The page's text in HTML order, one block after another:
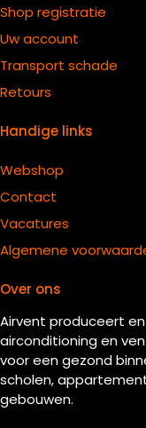
Shop registratie
Uw account
Transport schade
Retours
Handige links
Webshop
Contact
Vacatures
Algemene
Over ons
Airvent produceert
airconditioning en
voor een gezond
scholen,
gebouwen.